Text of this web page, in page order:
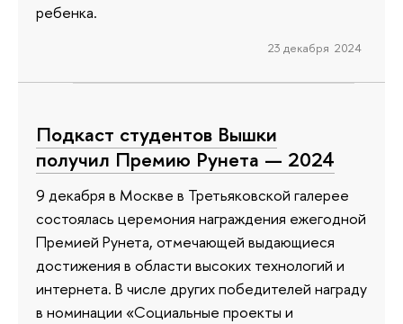
ребенка.
23 декабря 2024
Подкаст студентов Вышки
получил Премию Рунета — 2024
9 декабря в Москве в Третьяковской галерее
состоялась церемония награждения ежегодной
Премией Рунета, отмечающей выдающиеся
достижения в области высоких технологий и
интернета. В числе других победителей награду
в номинации «Социальные проекты и